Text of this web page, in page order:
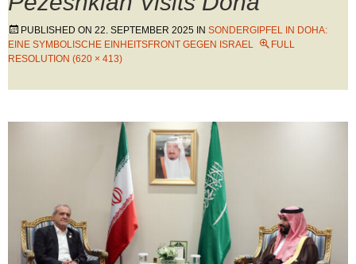
PUBLISHED ON 22. SEPTEMBER 2025 IN SONDERGIPFEL IN DOHA:
EINE SYMBOLISCHE EINHEITSFRONT GEGEN ISRAEL
FULL
RESOLUTION (620 × 413)